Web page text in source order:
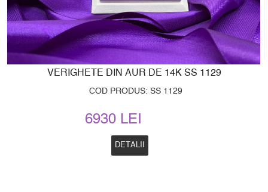
VERIGHETE DIN AUR DE 14K SS 1129
COD PRODUS: SS 1129
6930 LEI
DETALII